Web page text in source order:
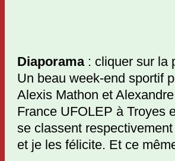
Diaporama: cliquer sur la
Un beau week-end sportif
Alexis Mathon et
France UFOLEP à Troyes
se classent
et je les félicite. Et ce